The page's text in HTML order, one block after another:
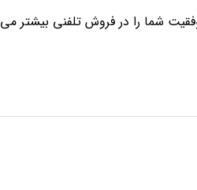
شما را در فروش تلفنی بیشتر